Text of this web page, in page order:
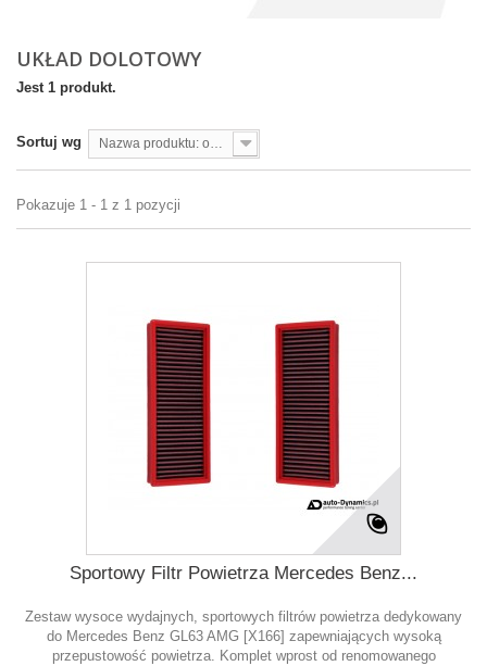
UKŁAD DOLOTOWY
Jest 1 produkt.
Sortuj wg Nazwa produktu: od A do Z
Pokazuje 1 - 1 z 1 pozycji
Sportowy Filtr Powietrza Mercedes Benz...
Zestaw wysoce wydajnych, sportowych filtrów powietrza dedykowany
do Mercedes Benz GL63 AMG [X166] zapewniających wysoką
przepustowość powietrza. Komplet wprost od renomowanego